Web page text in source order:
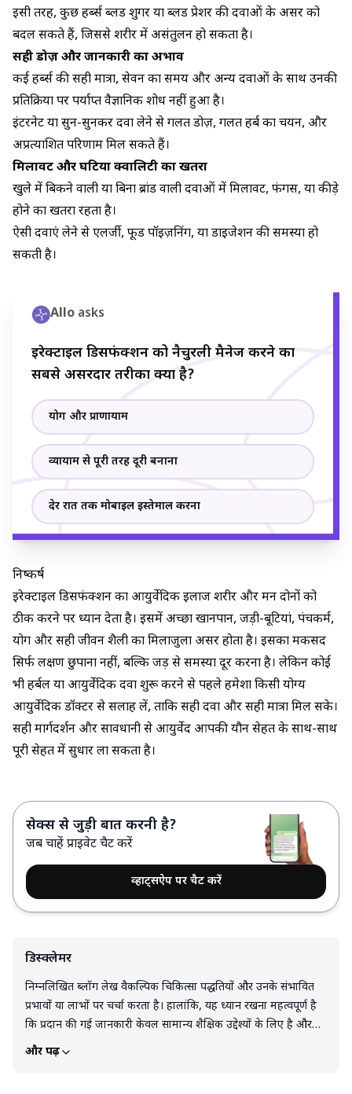
इसी तरह, कुछ हर्ब्स ब्लड शुगर या ब्लड प्रेशर की दवाओं के असर को
बदल सकते हैं, जिससे शरीर में असंतुलन हो सकता है।
सही डोज़ और जानकारी का अभाव
कई हर्ब्स की सही मात्रा, सेवन का समय और अन्य दवाओं के साथ उनकी
प्रतिक्रिया पर पर्याप्त वैज्ञानिक शोध नहीं हुआ है।
इंटरनेट या सुन-सुनकर दवा लेने से गलत डोज़, गलत हर्ब का चयन, और
अप्रत्याशित परिणाम मिल सकते हैं।
मिलावट और घटिया क्वालिटी का खतरा
खुले में बिकने वाली या बिना ब्रांड वाली दवाओं में मिलावट, फंगस, या कीड़े
होने का खतरा रहता है।
ऐसी दवाएं लेने से एलर्जी, फूड पॉइज़निंग, या डाइजेशन की समस्या हो
सकती है।
Allo asks
इरेक्टाइल डिसफंक्शन को नैचुरली मैनेज करने का
सबसे असरदार तरीका क्या है?
योग और प्राणायाम
व्यायाम से पूरी तरह दूरी बनाना
देर रात तक मोबाइल इस्तेमाल करना
निष्कर्ष
इरेक्टाइल डिसफंक्शन का आयुर्वेदिक इलाज शरीर और मन दोनों को
ठीक करने पर ध्यान देता है। इसमें अच्छा खानपान, जड़ी-बूटियां, पंचकर्म,
योग और सही जीवन शैली का मिलाजुला असर होता है। इसका मकसद
सिर्फ लक्षण छुपाना नहीं, बल्कि जड़ से समस्या दूर करना है। लेकिन कोई
भी हर्बल या आयुर्वेदिक दवा शुरू करने से पहले हमेशा किसी योग्य
आयुर्वेदिक डॉक्टर से सलाह लें, ताकि सही दवा और सही मात्रा मिल सके।
सही मार्गदर्शन और सावधानी से आयुर्वेद आपकी यौन सेहत के साथ-साथ
पूरी सेहत में सुधार ला सकता है।
सेक्स से जुड़ी बात करनी है?
जब चाहें प्राइवेट चैट करें
व्हाट्सऐप पर चैट करें
डिस्क्लेमर
निम्नलिखित ब्लॉग लेख वैकल्पिक चिकित्सा पद्धतियों और उनके संभावित
प्रभावों या लाभों पर चर्चा करता है। हालांकि, यह ध्यान रखना महत्वपूर्ण है
कि प्रदान की गई जानकारी केवल सामान्य शैक्षिक उद्देश्यों के लिए है और
इसे चिकित्सा सलाह या किसी योग्य स्वास्थ्य देखभाल पेशेवर के पेशेवर
और पढ़ें